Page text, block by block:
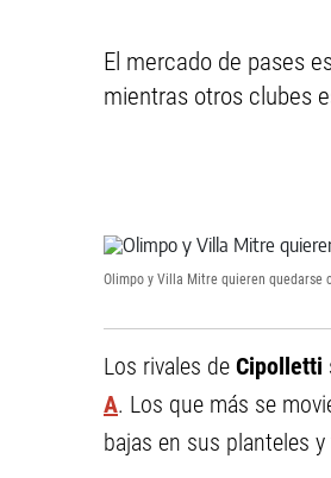
El mercado de pases
mientras otros clubes
Olimpo y Villa Mitre quieren quedarse
Los rivales de Cipolletti
A. Los que más se
bajas en sus planteles